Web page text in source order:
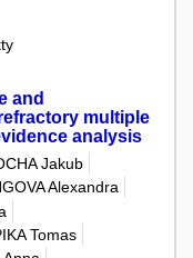
and
multiple
analysis
Jakub
Alexandra
Tomas